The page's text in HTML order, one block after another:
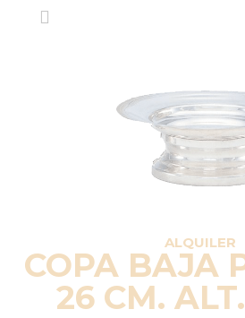
ALQUILER
COPA BAJA
26 CM.